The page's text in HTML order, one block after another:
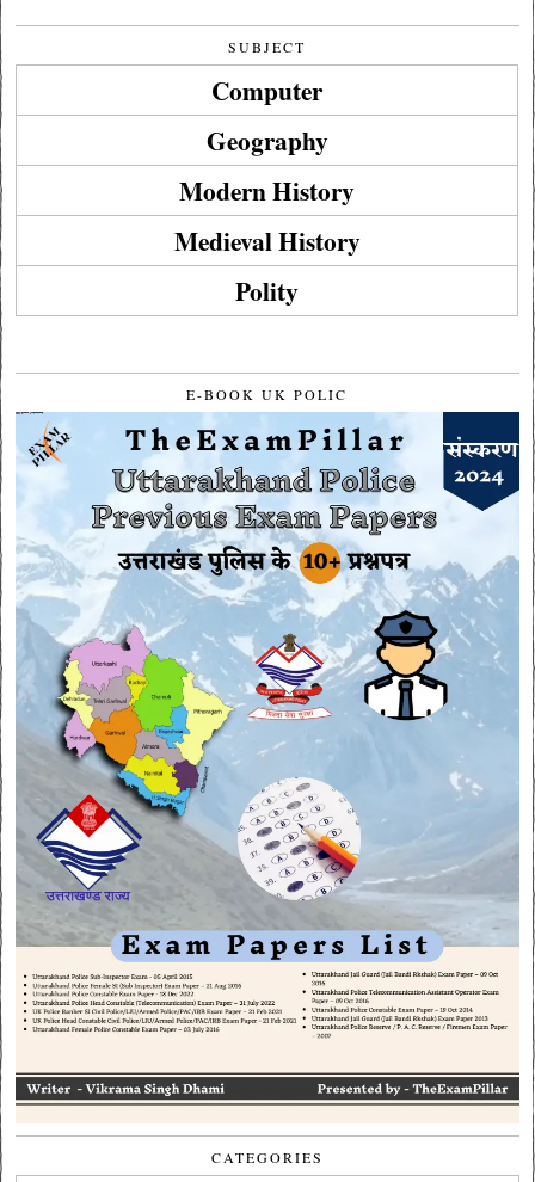
SUBJECT
Computer
Geography
Modern History
Medieval History
Polity
E-BOOK UK POLIC
CATEGORIES